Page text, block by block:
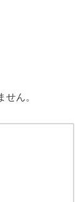
ん。